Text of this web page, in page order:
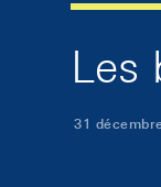
Les
31